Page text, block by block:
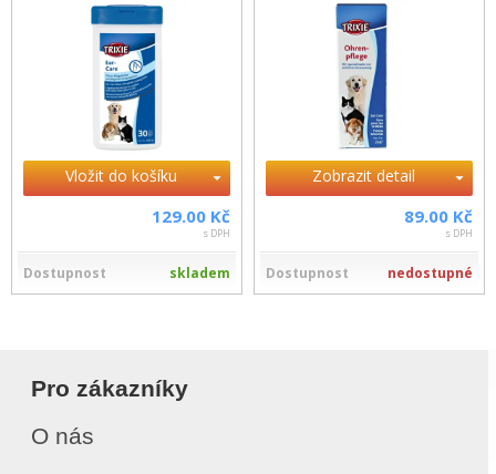
Vložit do košíku
129.00 Kč
s DPH
Dostupnost skladem
Zobrazit detail
89.00 Kč
s DPH
Dostupnost nedostupné
Pro zákazníky
O nás